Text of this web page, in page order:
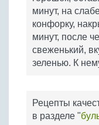
минут, на
конфорку,
минут, после
свеженький,
зеленью. К
Рецепты
в разделе "